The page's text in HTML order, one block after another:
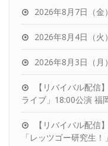
2026年8月7日（金
2026年8月4日（火
2026年8月3日（月
【リバイバル配信
ライブ」18:00公演 福
【リバイバル配信
「レッツゴー研究生